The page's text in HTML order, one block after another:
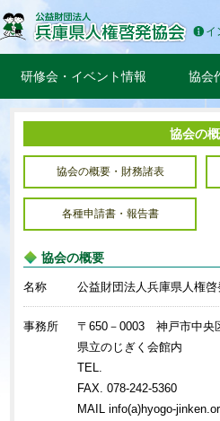
イ
研修会・イベント情報 協会
協会の
協会の概要・財務諸表
各種申請書・報告書
協会の概要
名称 公益財団法人兵庫県人権
事務所
〒650－0003 神戸市中央
県立のじぎく会館内
TEL.
FAX. 078-242-5360
MAIL info(a)hyogo-